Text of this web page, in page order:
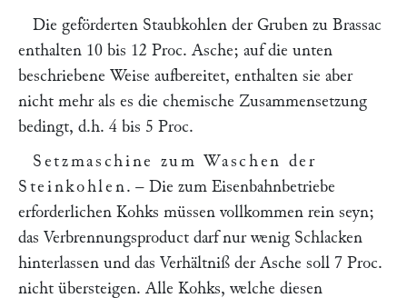
Die geförderten Staubkohlen der Gruben zu Brassac
enthalten 10 bis 12 Proc. Asche; auf die unten
beschriebene Weise aufbereitet, enthalten sie aber
nicht mehr als es die chemische Zusammensetzung
bedingt, d.h. 4 bis 5 Proc.
Setzmaschine zum Waschen der
Steinkohlen. – Die zum Eisenbahnbetriebe
erforderlichen Kohks müssen vollkommen rein seyn;
das Verbrennungsproduct darf nur wenig Schlacken
hinterlassen und das Verhältniß der Asche soll 7 Proc.
nicht übersteigen. Alle Kohks, welche diesen